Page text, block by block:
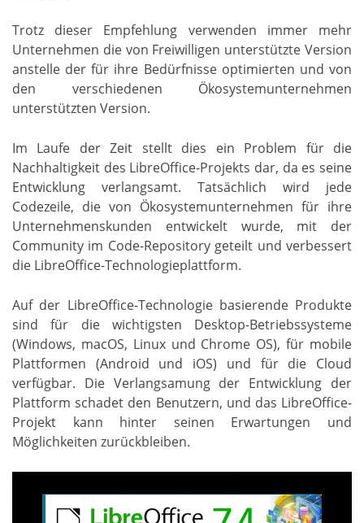
Trotz dieser Empfehlung verwenden immer mehr
Unternehmen die von Freiwilligen unterstützte Version
anstelle der für ihre Bedürfnisse optimierten und von
den verschiedenen Ökosystemunternehmen
unterstützten Version.
Im Laufe der Zeit stellt dies ein Problem für die
Nachhaltigkeit des LibreOffice-Projekts dar, da es seine
Entwicklung verlangsamt. Tatsächlich wird jede
Codezeile, die von Ökosystemunternehmen für ihre
Unternehmenskunden entwickelt wurde, mit der
Community im Code-Repository geteilt und verbessert
die LibreOffice-Technologieplattform.
Auf der LibreOffice-Technologie basierende Produkte
sind für die wichtigsten Desktop-Betriebssysteme
(Windows, macOS, Linux und Chrome OS), für mobile
Plattformen (Android und iOS) und für die Cloud
verfügbar. Die Verlangsamung der Entwicklung der
Plattform schadet den Benutzern, und das LibreOffice-
Projekt kann hinter seinen Erwartungen und
Möglichkeiten zurückbleiben.